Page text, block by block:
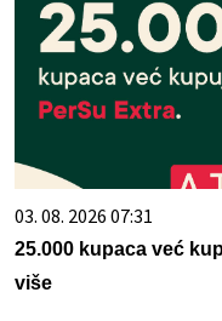
03. 08. 2026 07:31
25.000 kupaca već
više